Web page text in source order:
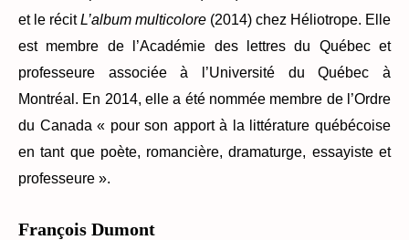
et le récitL’album multicolore (2014) chez Héliotrope. Elle
est membre de l’Académie des lettres du Québec et
professeure associée à l’Université du Québec à
Montréal. En 2014, elle a été nommée membre de l’Ordre
du Canada « pour son apport à la littérature québécoise
en tant que poète, romancière, dramaturge, essayiste et
professeure ».
François Dumont